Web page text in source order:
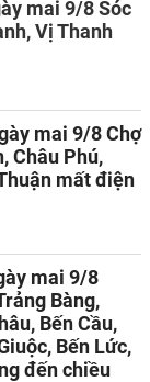
mai 9/8 Sóc
Vị Thanh
mai 9/8 Chợ
Châu Phú,
mất điện
mai 9/8
Bàng,
Bến Cầu,
Bến Lức,
đến chiều